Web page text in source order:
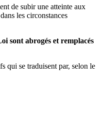
de subir une atteinte aux
les circonstances
sont abrogés et remplacés
qui se traduisent par, selon le